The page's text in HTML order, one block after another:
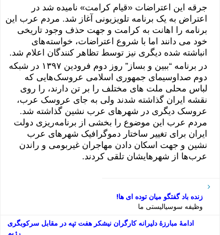
جرقه این اعتراضات «قیام کرامت» نامیده شد در
اعتراض به یک برنامه تلویزیونی آغاز شد. مردم عرب این
برنامه را اهانت به کرامت و جهت حذف وجود تاریخی
خود می دانند اما با شروع اعتراضات، خواسته‌های
انباشته شده دیگری نیز توسط تظاهر کنندگان اعلام شد.
در برنامه “ببین و بساز” روز دوم فرودین ۱٣۹۷ در شبکه
دوم صداوسیمای جمهوری اسلامی عروسک‌هایی که
لباس محلی ملت های مختلف را بر تن دارند، را روی
نقشه ایران گذاشته شدند ولی به جای عروسک عرب،
عروسک دیگری در شهرهای عرب نشین گذاشته شد.
مردم عرب این موضوع را بخشی از برنامه‌ریزی دولت
ایران برای تغییر ساختار دموگرافیک شهرهای عرب
نشین و جهت اسکان دادن مهاجران غیربومی و راندن
عرب‌ها از شهرهایشان تلقی کردند.
زنده باد گفتگو میان توده ای ها!
وظیفه سوسیالیستی ما
ادامۀ مبارزۀ دلیرانه کارگران نیشکر هفت تپه در مقابل سرکوبگری
رژیم